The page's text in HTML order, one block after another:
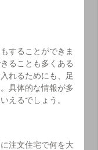
することができま
ることも多くある
れるためにも、足
具体的な情報が多
えるでしょう。
注文住宅で何を大